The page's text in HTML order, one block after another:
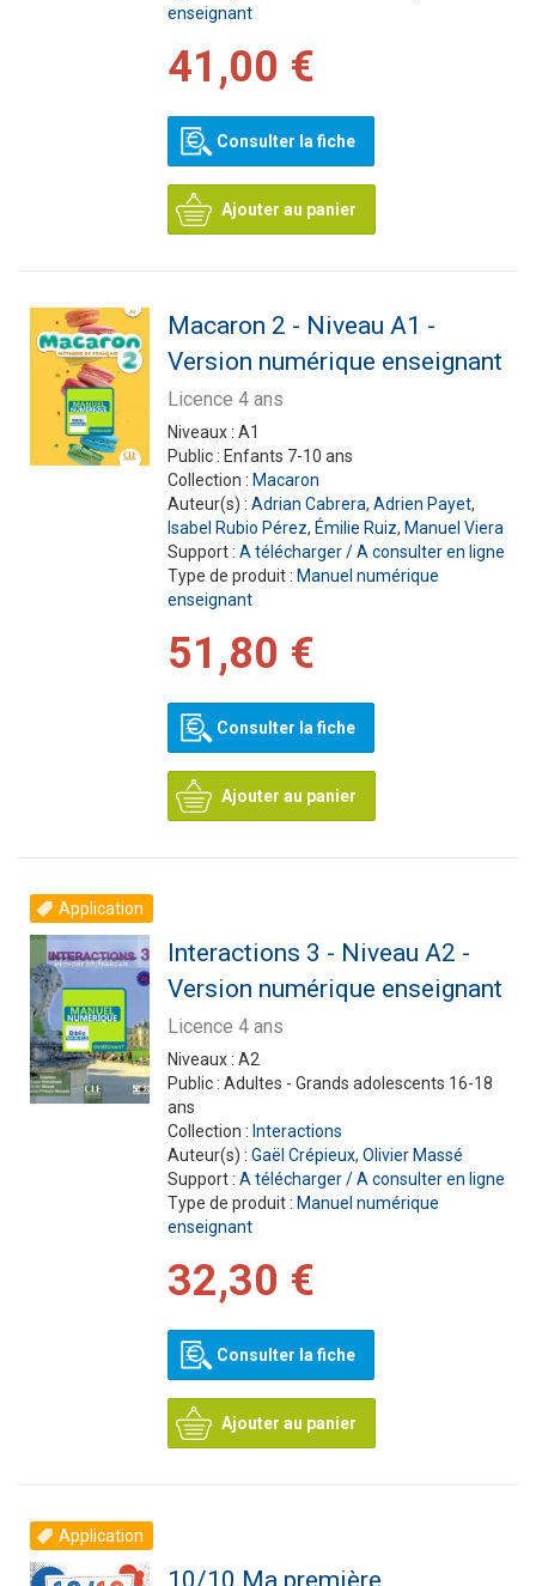
enseignant
41,00 €
Consulter la fiche
Ajouter au panier
Macaron 2 - Niveau A1 -
Version numérique enseignant
Licence 4 ans
Niveaux : A1
Public : Enfants 7-10 ans
Collection : Macaron
Auteur(s) : Adrian Cabrera, Adrien Payet,
Isabel Rubio Pérez, Émilie Ruiz, Manuel Viera
Support : A télécharger / A consulter en ligne
Type de produit : Manuel numérique
enseignant
51,80 €
Consulter la fiche
Ajouter au panier
Application
Interactions 3 - Niveau A2 -
Version numérique enseignant
Licence 4 ans
Niveaux : A2
Public : Adultes - Grands adolescents 16-18
ans
Collection : Interactions
Auteur(s) : Gaël Crépieux, Olivier Massé
Support : A télécharger / A consulter en ligne
Type de produit : Manuel numérique
enseignant
32,30 €
Consulter la fiche
Ajouter au panier
Application
10/10 Ma première